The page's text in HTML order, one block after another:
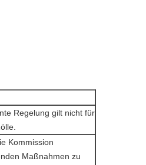
Regelung gilt nicht für
Kommission
Maßnahmen zu